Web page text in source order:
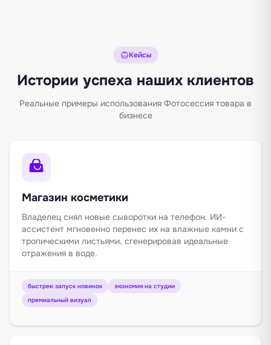
Кейсы
Истории успеха наших клиентов
Реальные примеры использования Фотосессия товара в
бизнесе
Магазин косметики
Владелец снял новые сыворотки на телефон. ИИ-
ассистент мгновенно перенес их на влажные камни с
тропическими листьями, сгенерировав идеальные
отражения в воде.
быстрее запуск новинок
экономия на студии
премиальный визуал